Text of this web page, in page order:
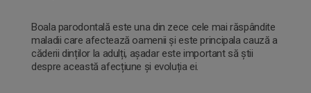
Boala parodontală este una din zece cele mai răspândite
maladii care afectează oamenii și este principala cauză a
căderii dinților la adulți, așadar este important să știi
despre această afecțiune și evoluția ei.